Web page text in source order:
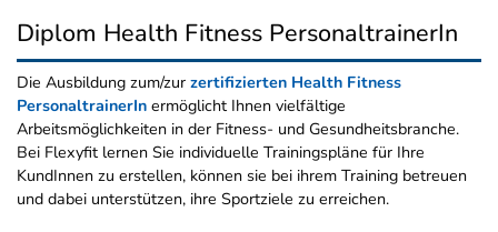
Diplom Health Fitness PersonaltrainerIn
Die Ausbildung zum/zur zertifizierten Health Fitness
PersonaltrainerIn ermöglicht Ihnen vielfältige
Arbeitsmöglichkeiten in der Fitness- und Gesundheitsbranche.
Bei Flexyfit lernen Sie individuelle Trainingspläne für Ihre
KundInnen zu erstellen, können sie bei ihrem Training betreuen
und dabei unterstützen, ihre Sportziele zu erreichen.